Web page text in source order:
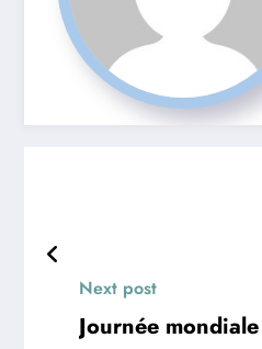
Next post
Journée